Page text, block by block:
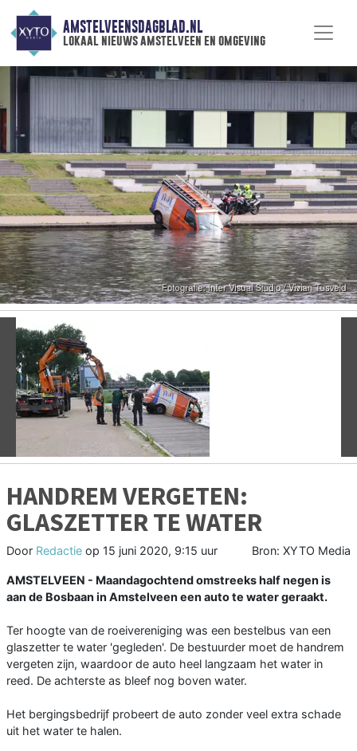
AMSTELVEENSDAGBLAD.NL
lokaal nieuws amstelveen en omgeving
Vorige
HANDREM VERGETEN:
GLASZETTER TE WATER
Door Redactie op 15 juni 2020, 9:15 uur Bron: XYTO Media
AMSTELVEEN - Maandagochtend omstreeks half negen is
aan de Bosbaan in Amstelveen een auto te water geraakt.
Ter hoogte van de roeivereniging was een bestelbus van een
glaszetter te water 'gegleden'. De bestuurder moet de handrem
vergeten zijn, waardoor de auto heel langzaam het water in
reed. De achterste as bleef nog boven water.
Het bergingsbedrijf probeert de auto zonder veel extra schade
uit het water te halen.